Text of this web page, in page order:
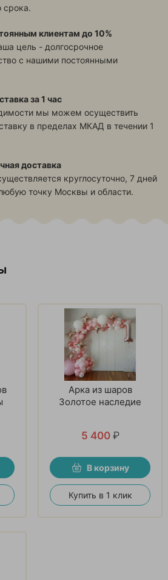
срока.
клиентам до 10%
цель - долгосрочное
с нашими постоянными
за 1 час
мы можем осуществить
в пределах МКАД в течении 1
доставка
круглосуточно, 7 дней
точку Москвы и области.
Арка из шаров
Золотое наследие
5 400 ₽
В корзину
Купить в 1 клик